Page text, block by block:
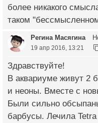
более никакого
таком
Регина Масягина
19 апр 2016, 13:21
Здравствуйте!
В аквариуме живут 2
и неоны. Вместе с
Были сильно
барбусы. Лечила